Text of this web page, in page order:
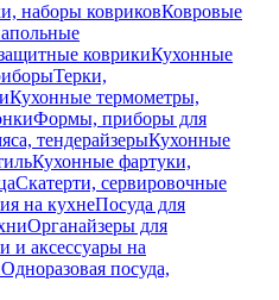
наборы ковриковКовровые
коврикиКухонные
Терки,
Кухонные термометры,
Формы, приборы для
тендерайзерыКухонные
Кухонные фартуки,
Скатерти, сервировочные
на кухнеПосуда для
Органайзеры для
и аксессуары на
Одноразовая посуда,